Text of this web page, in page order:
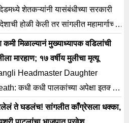
घटनेने राज्यभरात खळबळ उडाली.
यांनी जलजीवन मिशन अंतर्गत नळपाणी
काम पूर्ण करूनही शासनाकडून
देयके मिळाली नाहीत. आर्थिक
त्यांनी शेतामध्ये (Jayant Patil
Viral) गळफास घेऊन आपलं जीवन
विशेष […]
आक्रमक
शेतकऱ्यांनी यासंबंधीच्या सरकारी
होळी केली तर सांगलीत महामार्गाच्या
काम बंद पाडलं.
कमी मिळाल्यानं मुख्याध्यापक वडिलांची
मारहाण; १७ वर्षीय मुलीचा मृत्यू
Headmaster Daughter
कधी कधी पालकांच्या अपेक्षा इतक्या
असतात, की त्या मुलांच्या जीवावर
शिक्षण, गुण, स्पर्धा – या सगळ्यांच्या
ते घडलंच! सांगलीत काँग्रेसला धक्का,